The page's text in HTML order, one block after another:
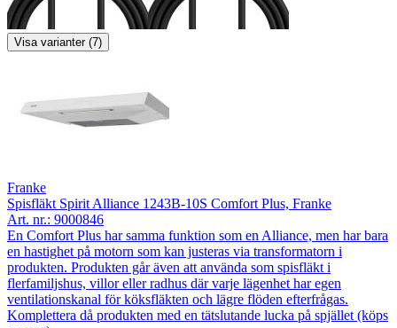
Visa varianter (7)
Franke
Spisfläkt Spirit Alliance 1243B-10S Comfort Plus, Franke
Art. nr.: 9000846
En Comfort Plus har samma funktion som en Alliance, men har bara
en hastighet på motorn som kan justeras via transformatorn i
produkten. Produkten går även att använda som spisfläkt i
flerfamiljshus, villor eller radhus där varje lägenhet har egen
ventilationskanal för köksfläkten och lägre flöden efterfrågas.
Komplettera då produkten med en tätslutande lucka på spjället (köps